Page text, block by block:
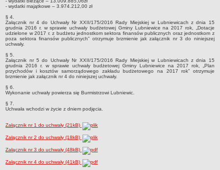
Zastępca Burmistrza Lubniewic
Sekretarz Gminy
Informacja turystyczna
Regulamin i schemat organizacyjny
Raporty
RADA MIEJSKA
Dyżury Przewodniczącego Rady Miejskiej
Transmisja z obrad sesji
- wydatki majątkowe – 3.974.212,00 zł
§ 4.
Załącznik nr 4 do Uchwały Nr XXII/175/2016 Rady Miejskiej w Lubniewicach z dnia 15
grudnia 2016 r. w sprawie uchwały budżetowej Gminy Lubniewice na 2017 rok, „Dotacje
udzielone w 2017 r. z budżetu jednostkom sektora finansów publicznych oraz jednostkom z
poza sektora finansów publicznych” otrzymuje brzmienie jak załącznik nr 3 do niniejszej
uchwały.
§ 5.
Załącznik nr 5 do Uchwały Nr XXII/175/2016 Rady Miejskiej w Lubniewicach z dnia 15
grudnia 2016 r. w sprawie uchwały budżetowej Gminy Lubniewice na 2017 rok, „Plan
przychodów i kosztów samorządowego zakładu budżetowego na 2017 rok” otrzymuje
brzmienie jak załącznik nr 4 do niniejszej uchwały.
§ 6.
Wykonanie uchwały powierza się Burmistrzowi Lubniewic.
§ 7.
Uchwała wchodzi w życie z dniem podjęcia.
Załącznik nr 1 do uchwały (21kB)
Załącznik nr 2 do uchwały (18kB)
Załącznik nr 3 do uchwały (48kB)
Załącznik nr 4 do uchwały (41kB)